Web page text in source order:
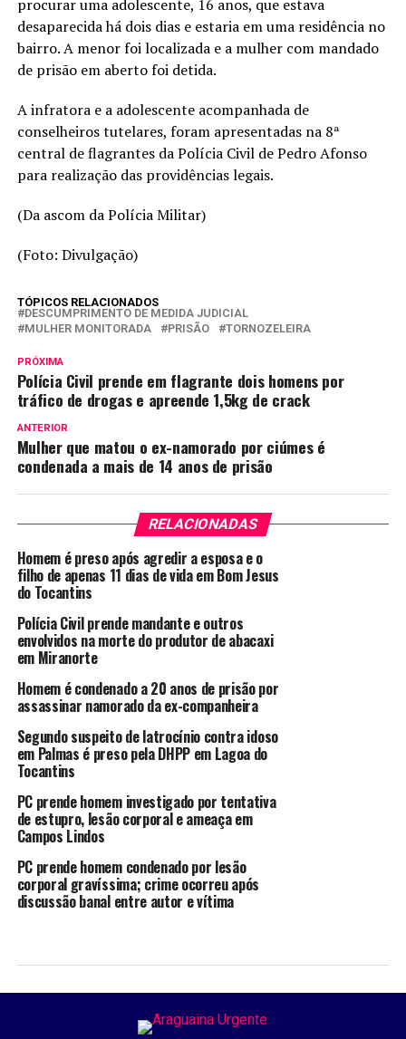
procurar uma adolescente, 16 anos, que estava
desaparecida há dois dias e estaria em uma residência no
bairro. A menor foi localizada e a mulher com mandado
de prisão em aberto foi detida.
A infratora e a adolescente acompanhada de
conselheiros tutelares, foram apresentadas na 8ª
central de flagrantes da Polícia Civil de Pedro Afonso
para realização das providências legais.
(Da ascom da Polícia Militar)
(Foto: Divulgação)
TÓPICOS RELACIONADOS
DESCUMPRIMENTO DE MEDIDA JUDICIAL
MULHER MONITORADA
PRISÃO TORNOZELEIRA
PRÓXIMA
Polícia Civil prende em flagrante dois homens por
tráfico de drogas e apreende 1,5kg de crack
ANTERIOR
Mulher que matou o ex-namorado por ciúmes é
condenada a mais de 14 anos de prisão
RELACIONADAS
Homem é preso após agredir a esposa e o
filho de apenas 11 dias de vida em Bom Jesus
do Tocantins
Polícia Civil prende mandante e outros
envolvidos na morte do produtor de abacaxi
em Miranorte
Homem é condenado a 20 anos de prisão por
assassinar namorado da ex-companheira
Segundo suspeito de latrocínio contra idoso
em Palmas é preso pela DHPP em Lagoa do
Tocantins
PC prende homem investigado por tentativa
de estupro, lesão corporal e ameaça em
Campos Lindos
PC prende homem condenado por lesão
corporal gravíssima; crime ocorreu após
discussão banal entre autor e vítima